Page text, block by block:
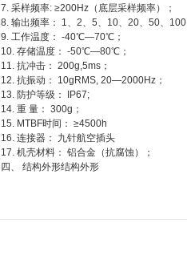
7. 采样频率: ≥200Hz（底层采样频率）；
8. 输出频率： 1、2、5、10、20、50、100
9. 工作温度： -40℃—70℃；
10. 存储温度： -50℃—80℃；
11. 抗冲击： 200g,5ms；
12. 抗振动： 10gRMS, 20—2000Hz；
13. 防护等级： IP67;
14. 重 量： 300g；
15. MTBF时间： ≥4500h
16. 连接器： 九针航空插头
17. 机壳材料： 铝合金（抗腐蚀）；
四、 结构外形结构外形